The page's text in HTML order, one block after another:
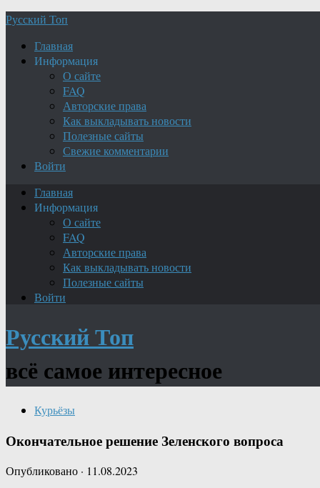
Русский Топ
Главная
Информация
О сайте
FAQ
Авторские права
Как выкладывать новости
Полезные сайты
Свежие комментарии
Войти
Главная
Информация
О сайте
FAQ
Авторские права
Как выкладывать новости
Полезные сайты
Войти
Русский Топ
всё самое интересное
Курьёзы
Окончательное решение Зеленского вопроса
Опубликовано · 11.08.2023